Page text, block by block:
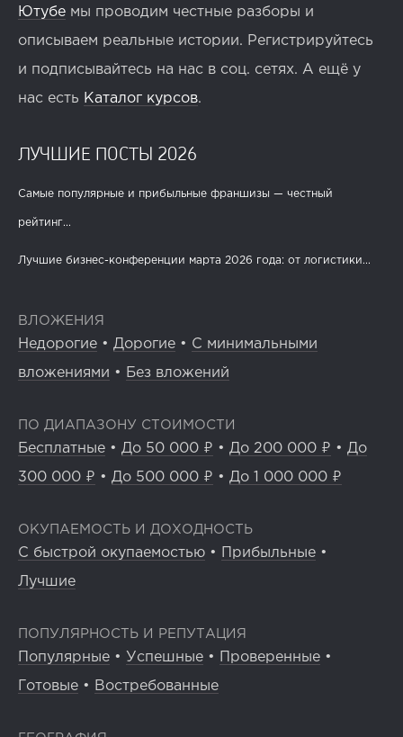
Ютубе мы проводим честные разборы и
описываем реальные истории. Регистрируйтесь
и подписывайтесь на нас в соц. сетях. А ещё у
нас есть Каталог курсов.
ЛУЧШИЕ ПОСТЫ 2026
Самые популярные и прибыльные франшизы — честный
рейтинг...
Лучшие бизнес-конференции марта 2026 года: от логистики...
ВЛОЖЕНИЯ
Недорогие • Дорогие • С минимальными
вложениями • Без вложений
ПО ДИАПАЗОНУ СТОИМОСТИ
Бесплатные • До 50 000 ₽ • До 200 000 ₽ • До
300 000 ₽ • До 500 000 ₽ • До 1 000 000 ₽
ОКУПАЕМОСТЬ И ДОХОДНОСТЬ
С быстрой окупаемостью • Прибыльные •
Лучшие
ПОПУЛЯРНОСТЬ И РЕПУТАЦИЯ
Популярные • Успешные • Проверенные •
Готовые • Востребованные